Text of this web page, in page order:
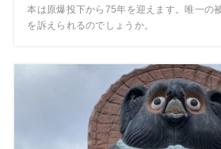
本は原爆投下から75年を迎えます。唯一の
を訴えられるのでしょうか。